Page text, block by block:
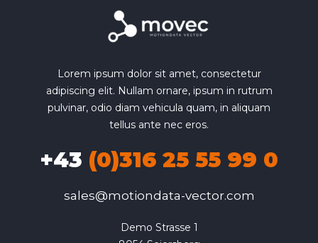
Lorem ipsum dolor sit amet, consectetur
adipiscing elit. Nullam ornare, ipsum in rutrum
pulvinar, odio diam vehicula quam, in aliquam
tellus ante nec eros.
+43 (0)316 25 55 99 0
sales@motiondata-vector.com
Demo Strasse 1